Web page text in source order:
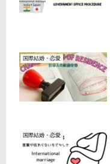
国際結婚・恋愛
国際結婚・恋愛